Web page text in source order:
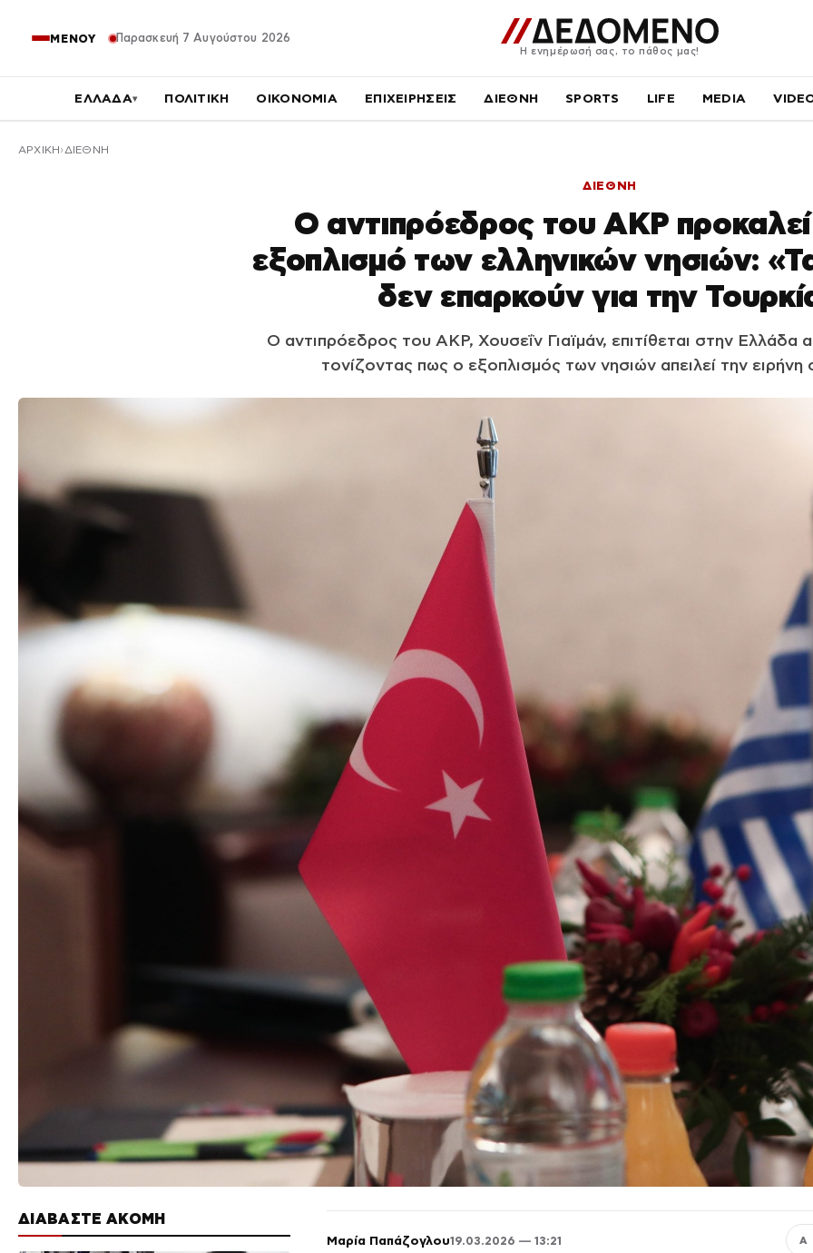
ΜΕΝΟΥ Παρασκευή 7 Αυγούστου 2026
Η ενημέρωσή σας, το πάθος μας!
ΕΛΛΑΔΑ▾ ΠΟΛΙΤΙΚΗ ΟΙΚΟΝΟΜΙΑ ΕΠΙΧΕΙΡΗΣΕΙΣ ΔΙΕΘΝΗ SPORTS LIFE MEDIA
ΑΡΧΙΚΉ ΔΙΕΘΝΗ
ΔΙΕΘΝΗ
Ο αντιπρόεδρος του ΑΚΡ προκαλεί
εξοπλισμό των ελληνικών νησιών:
δεν επαρκούν για την
Ο αντιπρόεδρος του ΑΚΡ, Χουσεΐν Γιαϊμάν, επιτίθεται στην Ελλάδα
τονίζοντας πως ο εξοπλισμός των νησιών απειλεί την ειρήνη
ΔΙΑΒΑΣΤΕ ΑΚΟΜΗ
Μαρία Παπάζογλου19.03.2026 — 13:21 Α